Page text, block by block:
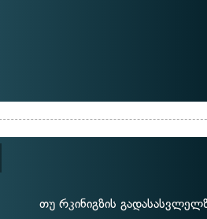
თუ რკინიგზის